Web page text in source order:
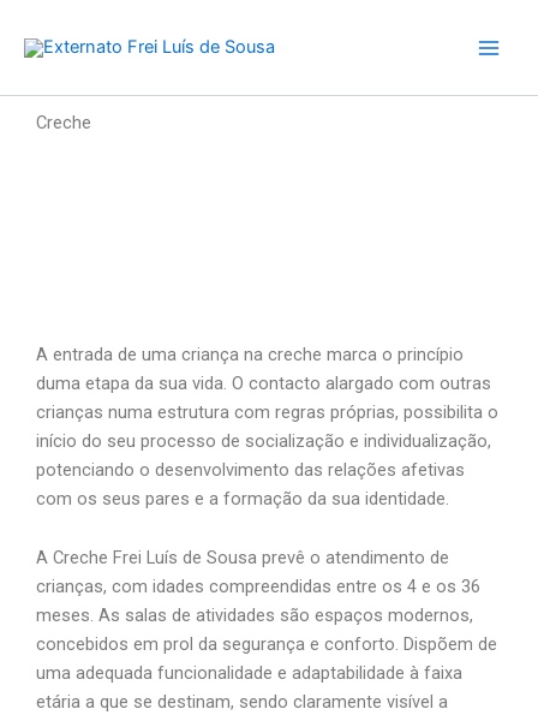
Creche
A entrada de uma criança na creche marca o princípio
duma etapa da sua vida. O contacto alargado com outras
crianças numa estrutura com regras próprias, possibilita o
início do seu processo de socialização e individualização,
potenciando o desenvolvimento das relações afetivas
com os seus pares e a formação da sua identidade.
A Creche Frei Luís de Sousa prevê o atendimento de
crianças, com idades compreendidas entre os 4 e os 36
meses. As salas de atividades são espaços modernos,
concebidos em prol da segurança e conforto. Dispõem de
uma adequada funcionalidade e adaptabilidade à faixa
etária a que se destinam, sendo claramente visível a